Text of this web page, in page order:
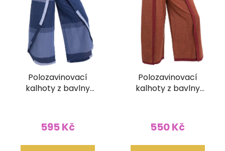
Polozavinovací
kalhoty z bavlny
595 Kč
Polozavinovací
kalhoty z bavlny
550 Kč